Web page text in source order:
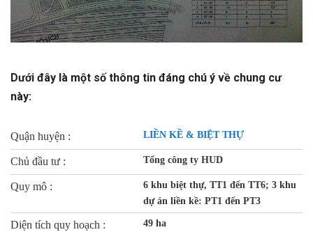
Dưới đây là một số thông tin đáng chú ý về chung cư
này:
Quận huyện : LIỀN KỀ & BIỆT THỰ
Chủ đầu tư : Tổng công ty HUD
Quy mô :
6 khu biệt thự, TT1 đến TT6; 3 khu
dự án liền kề: PT1 đến PT3
Diện tích quy hoạch : 49 ha